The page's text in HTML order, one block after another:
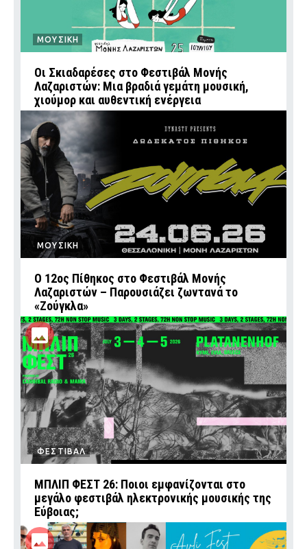
ΜΟΥΣΙΚΗ
Οι Σκιαδαρέσες στο Φεστιβάλ Μονής
Λαζαριστών: Μια βραδιά γεμάτη μουσική,
χιούμορ και αυθεντική ενέργεια
ΜΟΥΣΙΚΗ
Ο 12ος Πίθηκος στο Φεστιβάλ Μονής
Λαζαριστών – Παρουσιάζει ζωντανά το
«Ζούγκλα»
ΦΕΣΤΙΒΑΛ
ΜΠΛΙΠ ΦΕΣΤ 26: Ποιοι εμφανίζονται στο
μεγάλο φεστιβάλ ηλεκτρονικής μουσικής της
Εύβοιας;